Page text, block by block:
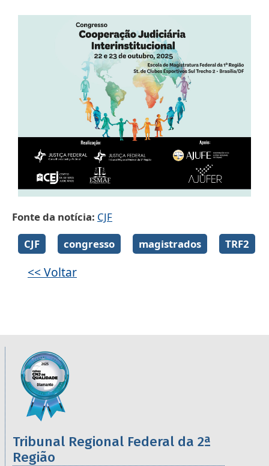
Fonte da notícia CJF
Galeria de imagens
CJF
congresso magistrados TRF2
<< Voltar
Informações úteis sobre os órgãos da 2ª
Imagem
Tribunal Regional Federal da 2ª
Região